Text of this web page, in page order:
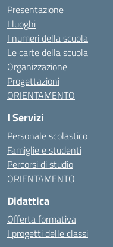
Presentazione
I luoghi
I numeri della scuola
Le carte della scuola
Organizzazione
Progettazioni
ORIENTAMENTO
I Servizi
Personale scolastico
Famiglie e studenti
Percorsi di studio
ORIENTAMENTO
Didattica
Offerta formativa
I progetti delle classi